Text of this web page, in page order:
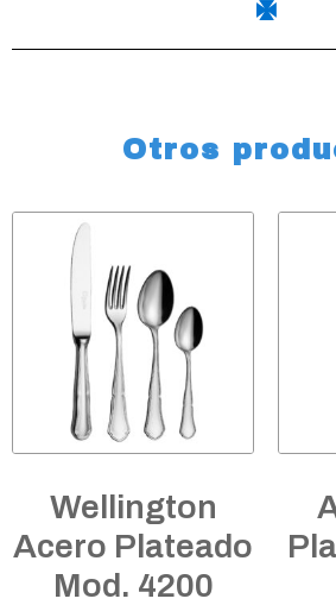
Otros
Wellington
Acero Plateado
Mod. 4200